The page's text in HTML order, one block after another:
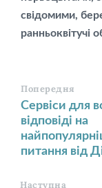
свідомими,
ранньоквітучі
Попередня
Сервіси для
відповіді на
питання від
Наступна